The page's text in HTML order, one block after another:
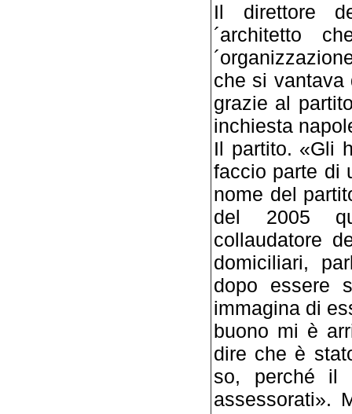
Il direttore
´architetto
che si vantava
grazie al
inchiesta
Il partito. «Gli
faccio parte di
nome del
del 2005
collaudatore
domiciliari,
dopo essere
immagina di
buono mi è
dire che è
so, perché il
assessorati».